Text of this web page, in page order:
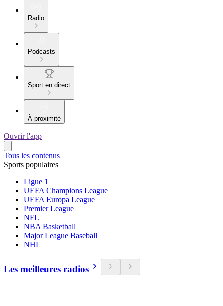
Radio
Podcasts
Sport en direct
À proximité
Ouvrir l'app
Tous les contenus
Sports populaires
Ligue 1
UEFA Champions League
UEFA Europa League
Premier League
NFL
NBA Basketball
Major League Baseball
NHL
Les meilleures radios